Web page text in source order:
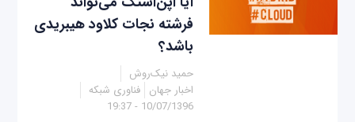
فرشته نجات کلاود هیبریدی
باشد؟
حمید نیک‌روش
اخبار جهان فناوری شبکه
10/07/1396 - 19:37